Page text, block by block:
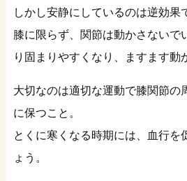
しかし安静にしているのは逆効果
膝に限らず、関節は動かさないで
り固まりやすくなり、ますます動
大切なのは適切な運動で膝関節の
に保つこと。
とくに寒くなる時期には、血行を
ょう。